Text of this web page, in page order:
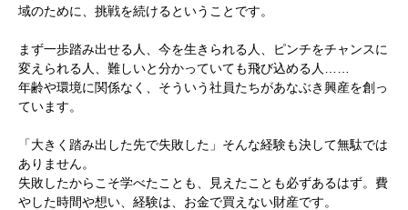
域のために、挑戦を続けるということです。
まず一歩踏み出せる人、今を生きられる人、ピンチをチャンスに
変えられる人、難しいと分かっていても飛び込める人……
年齢や環境に関係なく、そういう社員たちがあなぶき興産を創っ
ています。
「大きく踏み出した先で失敗した」そんな経験も決して無駄では
ありません。
失敗したからこそ学べたことも、見えたことも必ずあるはず。費
やした時間や想い、経験は、お金で買えない財産です。